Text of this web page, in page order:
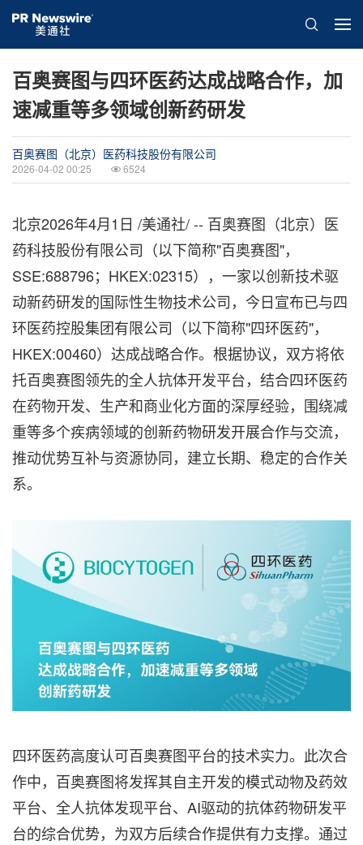
百奥赛图与四环医药达成战略合作，加
速减重等多领域创新药研发
百奥赛图（北京）医药科技股份有限公司
2026-04-02 00:25 6524
北京2026年4月1日 /美通社/ -- 百奥赛图（北京）医
药科技股份有限公司（以下简称"百奥赛图"，
SSE:688796；HKEX:02315），一家以创新技术驱
动新药研发的国际性生物技术公司，今日宣布已与四
环医药控股集团有限公司（以下简称"四环医药"，
HKEX:00460）达成战略合作。根据协议，双方将依
托百奥赛图领先的全人抗体开发平台，结合四环医药
在药物开发、生产和商业化方面的深厚经验，围绕减
重等多个疾病领域的创新药物研发开展合作与交流，
推动优势互补与资源协同，建立长期、稳定的合作关
系。
四环医药高度认可百奥赛图平台的技术实力。此次合
作中，百奥赛图将发挥其自主开发的模式动物及药效
平台、全人抗体发现平台、AI驱动的抗体药物研发平
台的综合优势，为双方后续合作提供有力支撑。通过